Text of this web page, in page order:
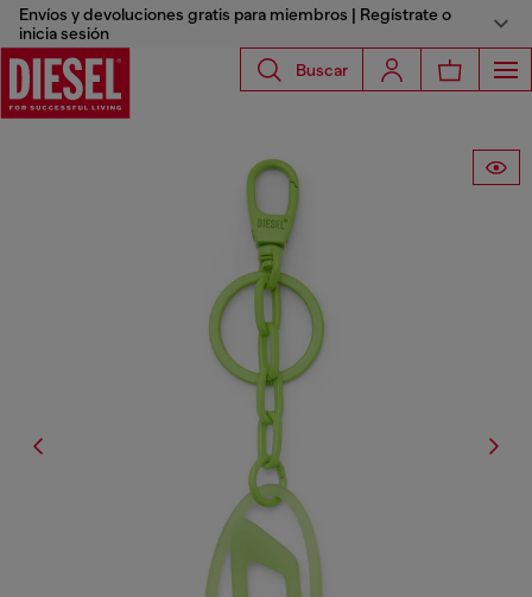
Envíos y devoluciones gratis para miembros | Regístrate o
inicia sesión
Buscar